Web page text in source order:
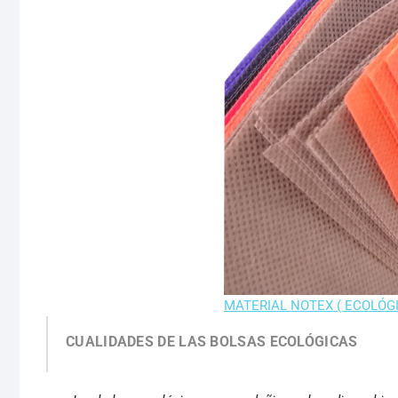
MATERIAL NOTEX (
CUALIDADES DE LAS BOLSAS ECOLÓGICAS